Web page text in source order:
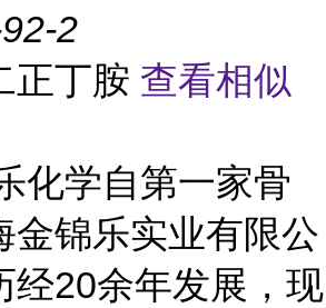
2
正丁胺 查看相似
化学自第一家骨
金锦乐实业有限公
经20余年发展，现